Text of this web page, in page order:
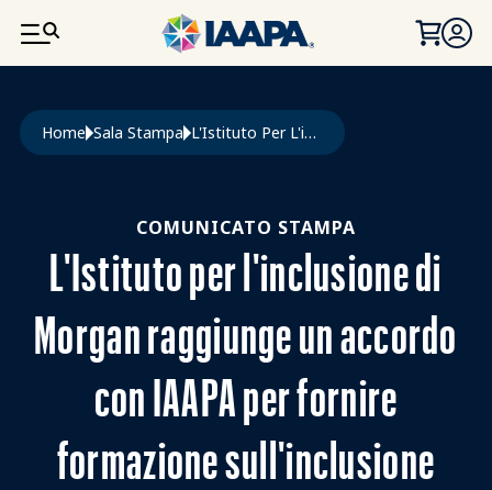
SALTA AL CONTENUTO PRINCIPALE
Briciole di pane
Home Sala Stampa L'Istituto Per L'inclusione di Morgan Raggiunge Un Accordo Con IAAPA Per Fornire Formazione Sull'inclusione
COMUNICATO STAMPA
L'Istituto per l'inclusione di
Morgan raggiunge un accordo
con IAAPA per fornire
formazione sull'inclusione